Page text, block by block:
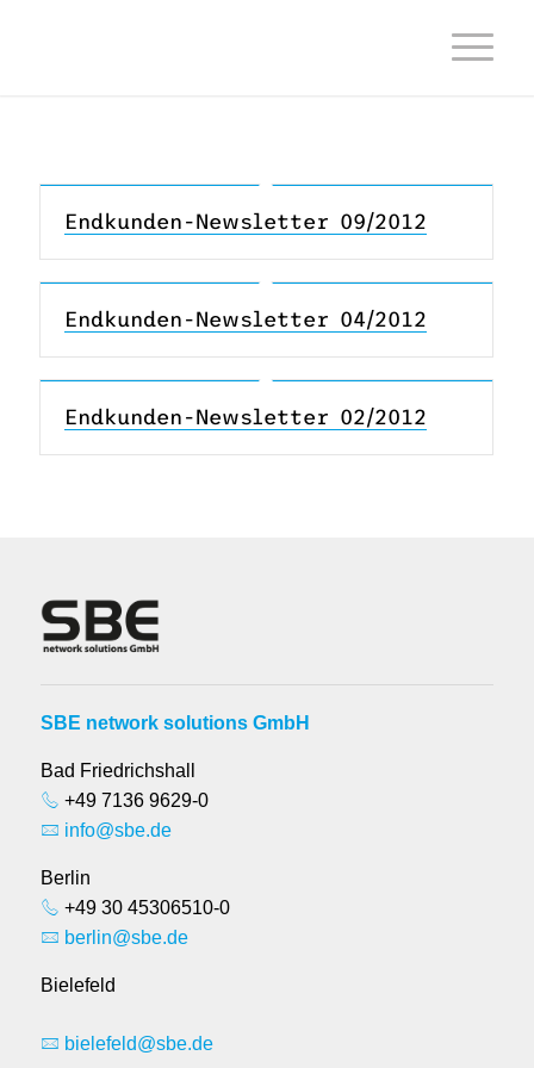
Endkunden-Newsletter 09/2012
Endkunden-Newsletter 04/2012
Endkunden-Newsletter 02/2012
SBE network solutions GmbH
Bad Friedrichshall
+49 7136 9629-0
info@sbe.de
Berlin
+49 30 45306510-0
berlin@sbe.de
Bielefeld
bielefeld@sbe.de